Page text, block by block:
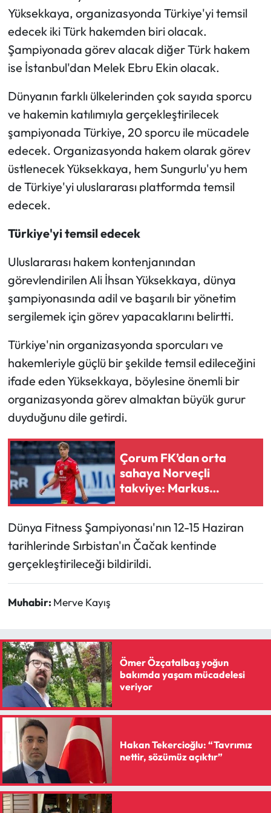
Yüksekkaya, organizasyonda Türkiye'yi temsil
edecek iki Türk hakemden biri olacak.
Şampiyonada görev alacak diğer Türk hakem
ise İstanbul'dan Melek Ebru Ekin olacak.
Dünyanın farklı ülkelerinden çok sayıda sporcu
ve hakemin katılımıyla gerçekleştirilecek
şampiyonada Türkiye, 20 sporcu ile mücadele
edecek. Organizasyonda hakem olarak görev
üstlenecek Yüksekkaya, hem Sungurlu'yu hem
de Türkiye'yi uluslararası platformda temsil
edecek.
Türkiye'yi temsil edecek
Uluslararası hakem kontenjanından
görevlendirilen Ali İhsan Yüksekkaya, dünya
şampiyonasında adil ve başarılı bir yönetim
sergilemek için görev yapacaklarını belirtti.
Türkiye'nin organizasyonda sporcuları ve
hakemleriyle güçlü bir şekilde temsil edileceğini
ifade eden Yüksekkaya, böylesine önemli bir
organizasyonda görev almaktan büyük gurur
duyduğunu dile getirdi.
Çorum FK’dan orta
sahaya Norveçli
takviye: Markus
Karlsbakk geliyor
Dünya Fitness Şampiyonası'nın 12-15 Haziran
tarihlerinde Sırbistan'ın Čačak kentinde
gerçekleştirileceği bildirildi.
Muhabir: Merve Kayış
Ömer Özçatalbaş yoğun
bakımda yaşam mücadelesi
veriyor
Hakan Tekercioğlu: “Tavrımız
nettir, sözümüz açıktır”
Mecitözü Haberleri
Oğuzlar Haberleri
Ortaköy Haberleri
Osmancık Haberleri
Otomotiv
Resmi İlan
Resmi Reklam
Sağlık
Siyaset
Spor
Turizm
Uğurludağ Haberleri
Yayla Haber
Yemek Tarifleri
Yerel Haberler